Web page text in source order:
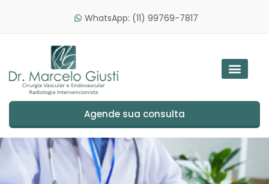
WhatsApp: (11) 99769-7817
Agende sua consulta